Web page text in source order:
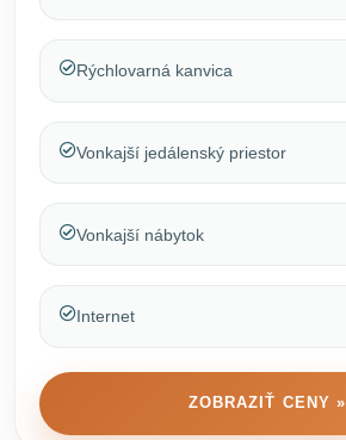
Rýchlovarná kanvica
Vonkajší jedálenský priestor
Vonkajší nábytok
Internet
ZOBRAZIŤ CENY »